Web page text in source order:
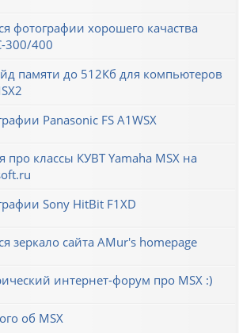
фотографии хорошего качаства
300/400
памяти до 512Кб для компьютеров
Panasonic FS A1WSX
про классы КУВТ Yamaha MSX на
Sony HitBit F1XD
зеркало сайта AMur's homepage
интернет-форум про MSX :)
об MSX